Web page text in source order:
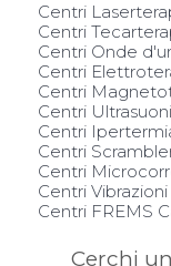
Centri
Centri
Centri Onde
Centri
Centri
Centri
Centri
Centri
Centri
Centri
Centri FREMS
Cerchi